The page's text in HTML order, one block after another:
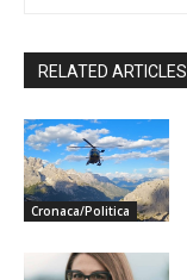
RELATED ARTICLES
Cronaca/Politica